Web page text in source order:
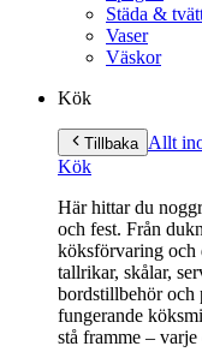
Städa &
Vaser
Väskor
Kök
Tillbaka Allt
Kök
Här hittar du
och fest. Från
köksförvaring och
tallrikar, skålar,
bordstillbehör och
fungerande
stå framme – varje